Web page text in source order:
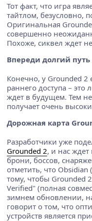
Тот факт, что игра
тайтлом, безусловно,
Оригинальная
совершенно
Похоже, сиквел ждет
Впереди долгий путь
Конечно, у Grounded
раннего доступа – это
ждет в будущем. Тем не
получает очень
Дорожная карта
Разработчики уже
Grounded 2, и нас
брони, боссов,
отметить, что Obsidian
тому, чтобы Grounded
Verified" (полная
зимнем обновлении,
говорит о том, что
устройств является